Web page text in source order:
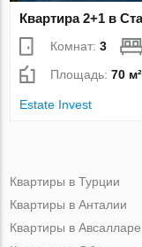
Квартира 2+1 в
Комнат:3
Площадь:70 м²
Estate Invest
Квартиры в Турции
Квартиры в Анталии
Квартиры в Авсалларе